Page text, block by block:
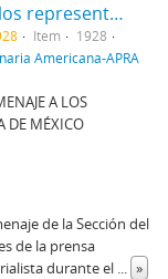
Mensaje de Víctor Raúl a los representantes de la prensa en México
Item
1928
Americana-APRA
A LOS
DE MÉXICO
de la Sección del
de la prensa
durante el ... »